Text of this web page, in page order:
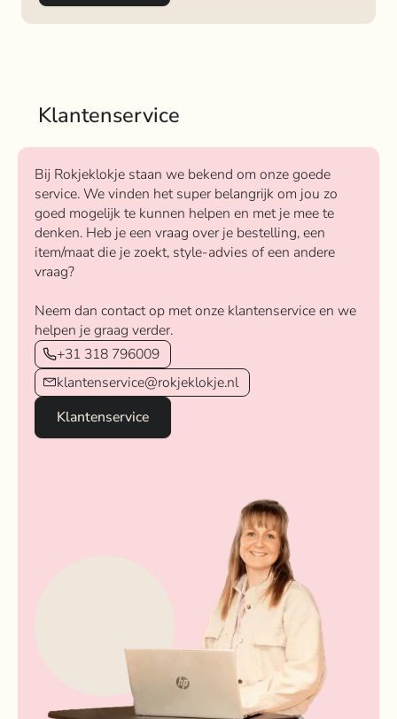
Klantenservice
Bij Rokjeklokje staan we bekend om onze goede
service. We vinden het super belangrijk om jou zo
goed mogelijk te kunnen helpen en met je mee te
denken. Heb je een vraag over je bestelling, een
item/maat die je zoekt, style-advies of een andere
vraag?
Neem dan contact op met onze klantenservice en we
helpen je graag verder.
+31 318 796009
klantenservice@rokjeklokje.nl
Klantenservice